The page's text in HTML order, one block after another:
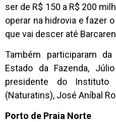
ser de R$ 150 a R$ 200
operar na hidrovia e fazer
que vai descer até
Também participaram
Estado da Fazenda,
presidente do Instituto
(Naturatins), José Aníbal
Porto de Praia Norte